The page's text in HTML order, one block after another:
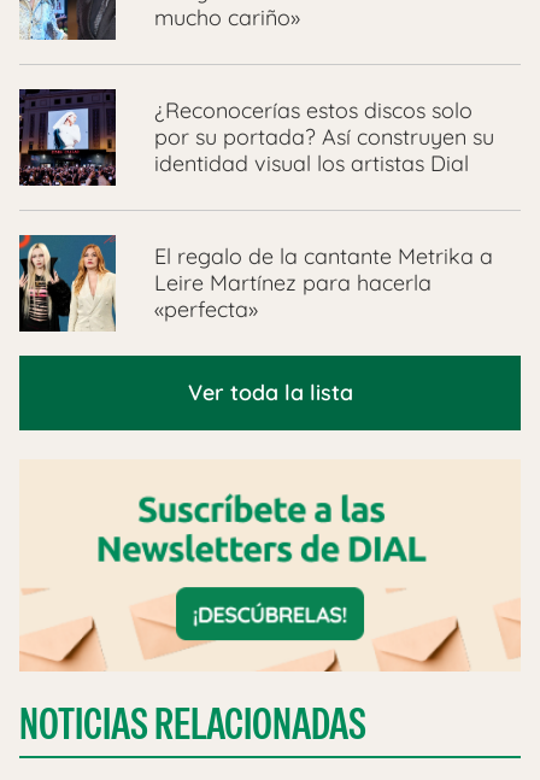
mucho cariño»
¿Reconocerías estos discos solo
por su portada? Así construyen su
identidad visual los artistas Dial
El regalo de la cantante Metrika a
Leire Martínez para hacerla
«perfecta»
Ver toda la lista
NOTICIAS RELACIONADAS